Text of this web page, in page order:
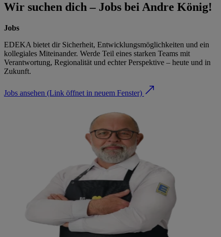
Wir suchen dich – Jobs bei Andre König!
Jobs
EDEKA bietet dir Sicherheit, Entwicklungsmöglichkeiten und ein
kollegiales Miteinander. Werde Teil eines starken Teams mit
Verantwortung, Regionalität und echter Perspektive – heute und in
Zukunft.
Jobs ansehen (Link öffnet in neuem Fenster)